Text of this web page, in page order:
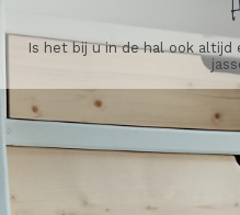
Is het bij u in de hal ook